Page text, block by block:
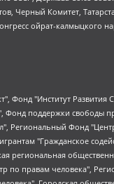
Черный Комитет,
ойрат-калмыцкого
"Лилит", Дальневосточное общественное движение "Маяк", Санкт-Петербургская ЛГБТ-инициативная группа "Выход", Инициативная группа ЛГБТ+ "Реверс", Алексеев Андрей Викторович, Бекбулатова Таисия Львовна, Беляев Иван Михайлович, Владыкина Елена Сергеевна, Гельман Марат Александрович, Никульшина Вероника Юрьевна, Толоконникова Надежда Андреевна, Шендерович Виктор Анатольевич, Общество с ограниченной ответственностью "Данное сообщение", Общество с ограниченной ответственностью Издательский дом "Новая глава", Айнбиндер Александра Александровна, Московский комьюнити-центр для ЛГБТ+инициатив, Благотворительный фонд развития филантропии, Deutsche Welle (Германия, Kurt-Schumacher-Strasse 3, 53113 Bonn), Борзунова Мария Михайловна, Воробьев Виктор Викторович, Голубева Анна Львовна, Константинова Алла Михайловна, Малкова Ирина Владимировна, Мурадов Мурад Абдулгалимович, Осетинская Елизавета Николаевна, Понасенков Евгений Николаевич, Ганапольский Матвей Юрьевич, Киселев Евгений Алексеевич, Борухович Ирина Григорьевна, Дремин Иван Тимофеевич, Дубровский Дмитрий Викторович, Красноярская региональная общественная организация